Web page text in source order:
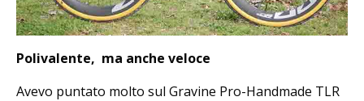
Polivalente, ma anche veloce
Avevo puntato molto sul Gravine Pro-Handmade TLR